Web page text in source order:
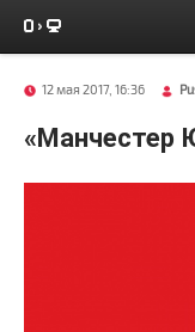
12 мая 2017, 16:36
«Манчестер